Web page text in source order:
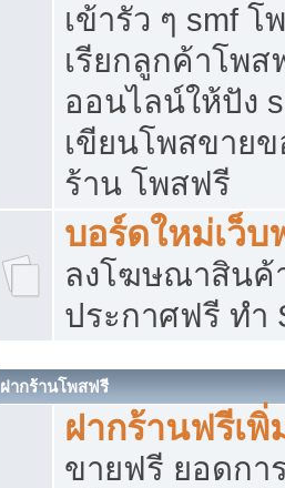
เข้ารัว ๆ smf
เรียกลูกค้าโพส
ออนไลน์ให้ปัง
เขียนโพสขาย
ร้าน โพสฟรี
บอร์ดใหม่เว็บ
ลงโฆษณาสิน
ประกาศฟรี ทำ
ฝากร้านโพสฟรี
ฝากร้านฟรีเ
ขายฟรี ยอดกา